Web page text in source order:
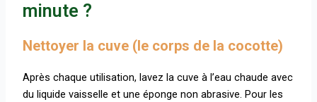
minute ?
Nettoyer la cuve (le corps de la cocotte)
Après chaque utilisation, lavez la cuve à l’eau chaude avec
du liquide vaisselle et une éponge non abrasive. Pour les